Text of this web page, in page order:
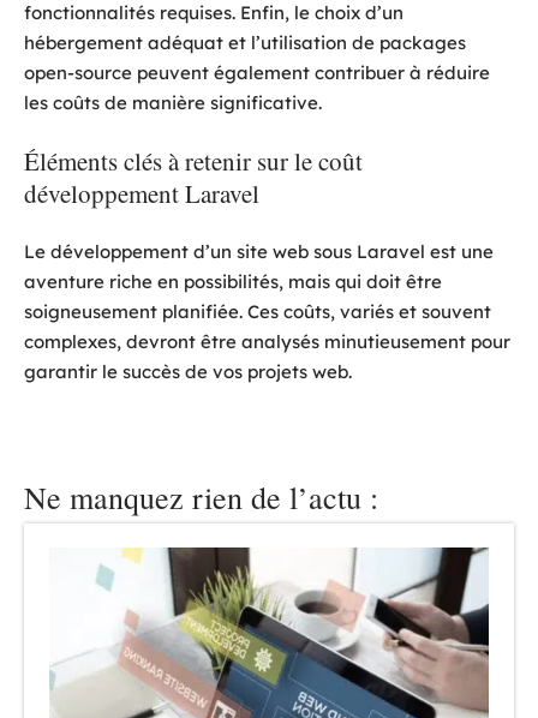
fonctionnalités requises. Enfin, le choix d’un
hébergement adéquat et l’utilisation de packages
open-source peuvent également contribuer à réduire
les coûts de manière significative.
Éléments clés à retenir sur le coût
développement Laravel
Le développement d’un site web sous Laravel est une
aventure riche en possibilités, mais qui doit être
soigneusement planifiée. Ces coûts, variés et souvent
complexes, devront être analysés minutieusement pour
garantir le succès de vos projets web.
Ne manquez rien de l’actu :